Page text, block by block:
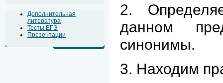
Дополнительная
литература
Тесты ЕГЭ
Презентации
2.
данном
синонимы.
3. Находим